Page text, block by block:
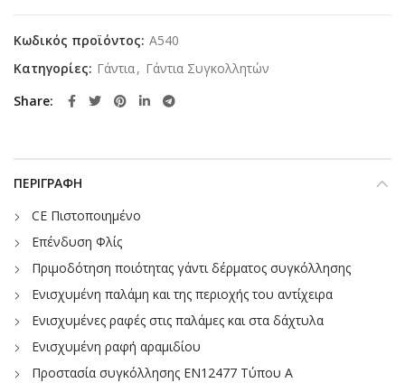
Κωδικός προϊόντος: A540
Κατηγορίες: Γάντια, Γάντια Συγκολλητών
Share
ΠΕΡΙΓΡΑΦΉ
CE Πιστοποιημένο
Επένδυση Φλίς
Πριμοδότηση ποιότητας γάντι δέρματος συγκόλλησης
Ενισχυμένη παλάμη και της περιοχής του αντίχειρα
Ενισχυμένες ραφές στις παλάμες και στα δάχτυλα
Ενισχυμένη ραφή αραμιδίου
Προστασία συγκόλλησης EN12477 Τύπου A